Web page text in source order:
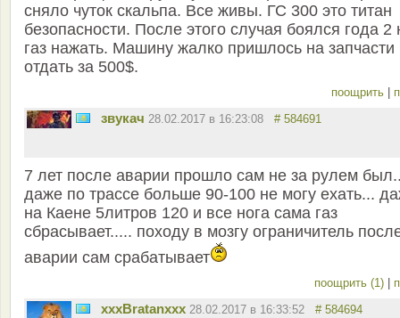
сняло чуток скальпа. Все живы. ГС 300 это титан
безопасности. После этого случая боялся года 2
газ нажать. Машину жалко пришлось на запчасти
отдать за 500$.
поощрить
звукач 28.02.2017 в 16:23:08 # 584691
7 лет после аварии прошло сам не за рулем
даже по трассе больше 90-100 не могу ехать...
на Каене 5литров 120 и все нога сама газ
сбрасывает..... походу в мозгу ограничитель
аварии сам срабатывает
поощрить (1)
xxxBratanxxx 28.02.2017 в 16:33:52 # 584694